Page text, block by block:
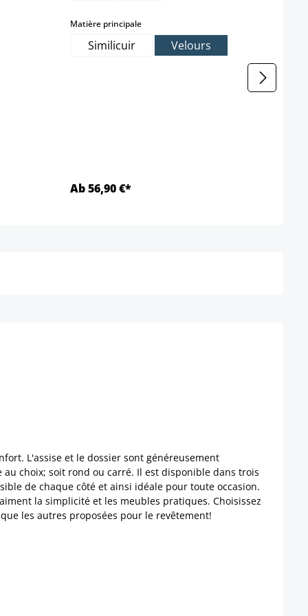
Matière principaleselect
Similicuir Velours
Ab 56,90 €*
L'assise et le dossier sont généreusement
choix; soit rond ou carré. Il est disponible dans trois
de chaque côté et ainsi idéale pour toute occasion.
la simplicité et les meubles pratiques. Choisissez
les autres proposées pour le revêtement!